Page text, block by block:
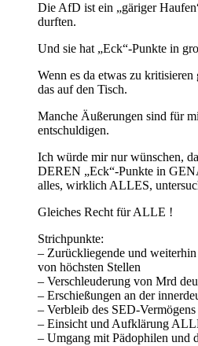
Die AfD ist ein „gäriger
durften.
Und sie hat „Eck“-Punkte in
Wenn es da etwas zu
das auf den Tisch.
Manche Äußerungen sind für
entschuldigen.
Ich würde mir nur wünschen,
DEREN „Eck“-Punkte in
alles, wirklich ALLES,
Gleiches Recht für ALLE !
Strichpunkte:
– Zurückliegende und weiterhin
von höchsten Stellen
– Verschleuderung von Mrd
– Erschießungen an der
– Verbleib des SED-Vermögens
– Einsicht und Aufklärung
– Umgang mit Pädophilen und